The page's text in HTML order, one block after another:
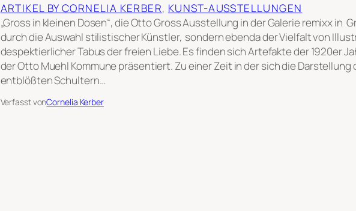
ARTIKEL BY CORNELIA KERBER, KUNST-AUSSTELLUNGEN
„Gross in kleinen Dosen“, die Otto Gross Ausstellung in der Galerie remixx in
durch die Auswahl stilistischer Künstler, sondern ebenda der Vielfalt von
despektierlicher Tabus der freien Liebe. Es finden sich Artefakte der 1920er
der Otto Muehl Kommune präsentiert. Zu einer Zeit in der sich die Darstellung
entblößten Schultern…
Verfasst vonCornelia Kerber